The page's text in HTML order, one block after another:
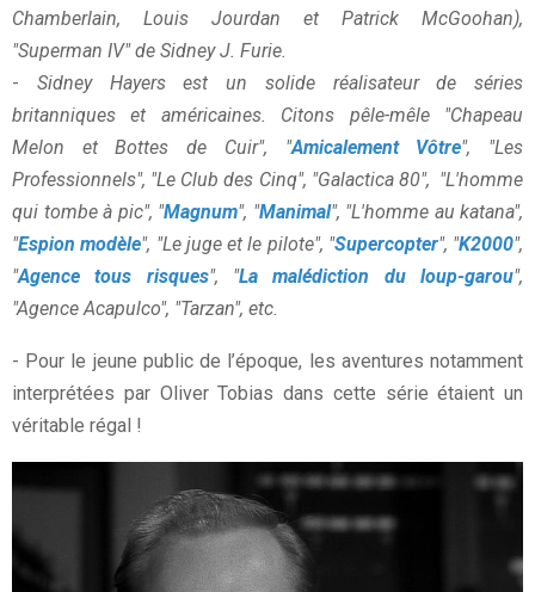
Chamberlain, Louis Jourdan et Patrick McGoohan),
"Superman IV" de Sidney J. Furie.
- Sidney Hayers est un solide réalisateur de séries
britanniques et américaines. Citons pêle-mêle "Chapeau
Melon et Bottes de Cuir", "Amicalement Vôtre", "Les
Professionnels", "Le Club des Cinq", "Galactica 80", "L'homme
qui tombe à pic", "Magnum", "Manimal", "L'homme au katana",
"Espion modèle", "Le juge et le pilote", "Supercopter", "K2000",
"Agence tous risques", "La malédiction du loup-garou",
"Agence Acapulco", "Tarzan", etc.
- Pour le jeune public de l’époque, les aventures notamment
interprétées par Oliver Tobias dans cette série étaient un
véritable régal !